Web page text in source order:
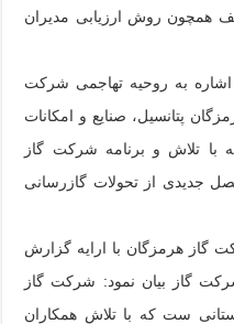
همچون روش ارزیابی مدیران
به روحیه تهاجمی شرکت
پتانسیل، صنایع و امکانات
تلاش و برنامه شرکت گاز
جدیدی از تحولات گازرسانی
گاز هرمزگان با ارایه گزارش
گاز بیان نمود: شرکت گاز
ست که با تلاش همکاران